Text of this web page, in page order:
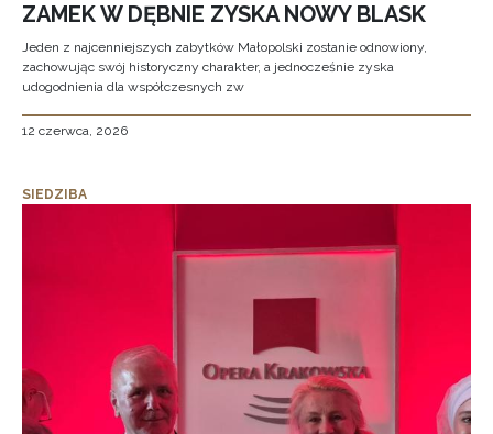
ZAMEK W DĘBNIE ZYSKA NOWY BLASK
Jeden z najcenniejszych zabytków Małopolski zostanie odnowiony,
zachowując swój historyczny charakter, a jednocześnie zyska
udogodnienia dla współczesnych zw
12 czerwca, 2026
SIEDZIBA